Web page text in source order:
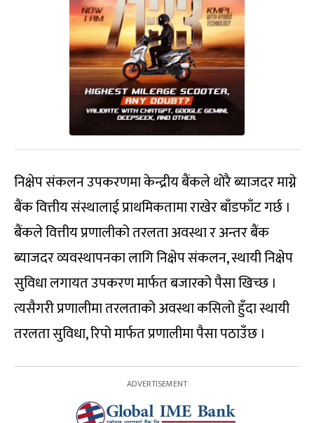
निक्षेप संकलन उपकरणमा केन्द्रीय बैंकले थोरै ब्याजदर माग्ने
बैंक वित्तीय संस्थालाई प्राथमिकतामा राखेर बाँडफाँट गर्छ ।
बैंकले वित्तीय प्रणालीको तरलता अवस्था र अन्तर बैंक
ब्याजदर व्यवस्थापनका लागि निक्षेप संकलन, स्थायी निक्षेप
सुविधा लगायत उपकरण मार्फत बजारको पैसा खिच्छ ।
त्यसैगरी प्रणालीमा तरलताको अवस्था कसिलो हुँदा स्थायी
तरलता सुविधा, रिपो मार्फत प्रणालीमा पैसा पठाउँछ ।